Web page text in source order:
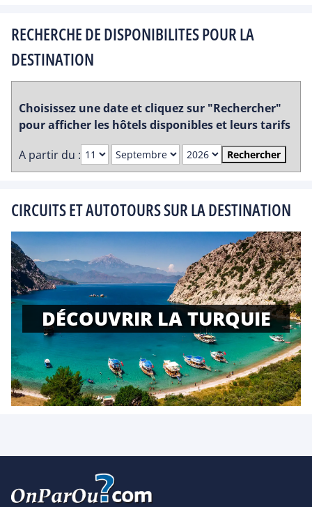
RECHERCHE DE DISPONIBILITES POUR LA
DESTINATION
Choisissez une date et cliquez sur "Rechercher"
pour afficher les hôtels disponibles et leurs tarifs
A partir du :
Rechercher
CIRCUITS ET AUTOTOURS SUR LA DESTINATION
DÉCOUVRIR LA TURQUIE